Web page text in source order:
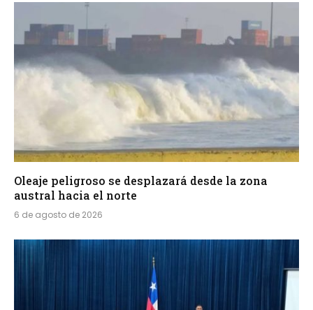
Oleaje peligroso se desplazará desde la zona
austral hacia el norte
6 de agosto de 2026